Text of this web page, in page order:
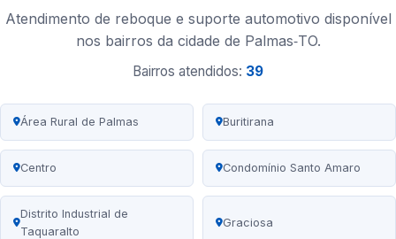
Atendimento de reboque e suporte automotivo disponível
nos bairros da cidade de Palmas‑TO.
Bairros atendidos: 39
Área Rural de Palmas Buritirana
Centro Condomínio Santo Amaro
Distrito Industrial de
Taquaralto
Graciosa